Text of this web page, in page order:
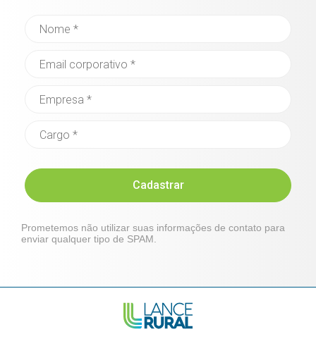
Cadastrar
Prometemos não utilizar suas informações de contato para
enviar qualquer tipo de SPAM.